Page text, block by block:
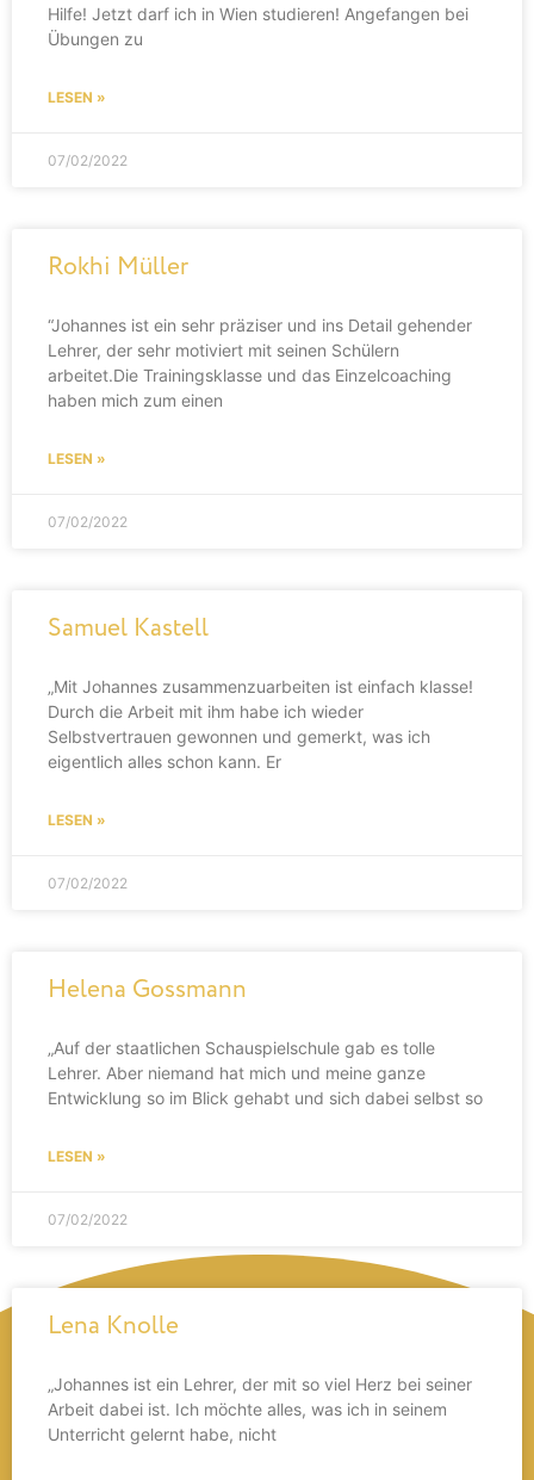
Hilfe! Jetzt darf ich in Wien studieren! Angefangen bei
Übungen zu
LESEN »
07/02/2022
Rokhi Müller
“Johannes ist ein sehr präziser und ins Detail gehender
Lehrer, der sehr motiviert mit seinen Schülern
arbeitet.Die Trainingsklasse und das Einzelcoaching
haben mich zum einen
LESEN »
07/02/2022
Samuel Kastell
„Mit Johannes zusammenzuarbeiten ist einfach klasse!
Durch die Arbeit mit ihm habe ich wieder
Selbstvertrauen gewonnen und gemerkt, was ich
eigentlich alles schon kann. Er
LESEN »
07/02/2022
Helena Gossmann
„Auf der staatlichen Schauspielschule gab es tolle
Lehrer. Aber niemand hat mich und meine ganze
Entwicklung so im Blick gehabt und sich dabei selbst so
LESEN »
07/02/2022
Lena Knolle
„Johannes ist ein Lehrer, der mit so viel Herz bei seiner
Arbeit dabei ist. Ich möchte alles, was ich in seinem
Unterricht gelernt habe, nicht